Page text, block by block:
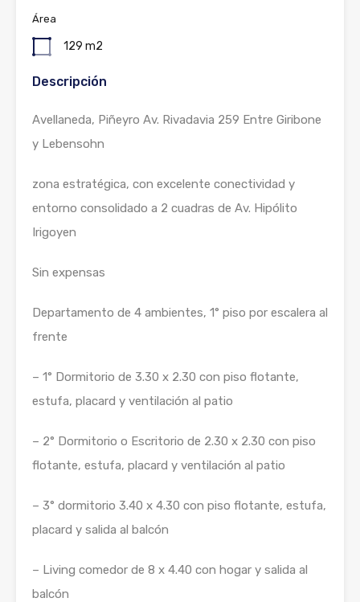
Área
129 m2
Descripción
Avellaneda, Piñeyro Av. Rivadavia 259 Entre Giribone
y Lebensohn
zona estratégica, con excelente conectividad y
entorno consolidado a 2 cuadras de Av. Hipólito
Irigoyen
Sin expensas
Departamento de 4 ambientes, 1° piso por escalera al
frente
– 1° Dormitorio de 3.30 x 2.30 con piso flotante,
estufa, placard y ventilación al patio
– 2° Dormitorio o Escritorio de 2.30 x 2.30 con piso
flotante, estufa, placard y ventilación al patio
– 3° dormitorio 3.40 x 4.30 con piso flotante, estufa,
placard y salida al balcón
– Living comedor de 8 x 4.40 con hogar y salida al
balcón